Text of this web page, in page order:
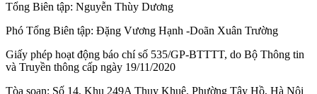
Tổng Biên tập: Nguyễn Thùy Dương
Phó Tổng Biên tập: Đặng Vương Hạnh -Doãn Xuân Trường
Giấy phép hoạt động báo chí số 535/GP-BTTTT, do Bộ Thông tin
và Truyền thông cấp ngày 19/11/2020
Tòa soạn: Số 14, Khu 249A Thụy Khuê, Phường Tây Hồ, Hà Nội